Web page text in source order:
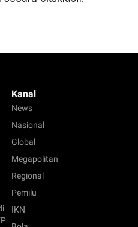
Kanal
News
Nasional
Global
Megapolitan
Regional
Pemilu
IKN